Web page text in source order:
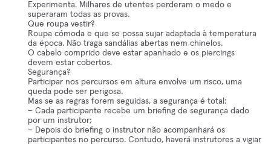
Experimenta. Milhares de utentes perderam o medo e
superaram todas as provas.
Que roupa vestir?
Roupa cómoda e que se possa sujar adaptada à temperatura
da época. Não traga sandálias abertas nem chinelos.
O cabelo comprido deve estar apanhado e os piercings
devem estar cobertos.
Segurança?
Participar nos percursos em altura envolve um risco, uma
queda pode ser perigosa.
Mas se as regras forem seguidas, a segurança é total:
– Cada participante recebe um briefing de segurança dado
por um instrutor;
– Depois do briefing o instrutor não acompanhará os
participantes no percurso. Contudo, haverá instrutores a vigiar